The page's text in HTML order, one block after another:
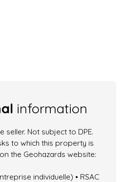
information
seller. Not subject to DPE.
to which this property is
the Geohazards website:
individuelle) • RSAC